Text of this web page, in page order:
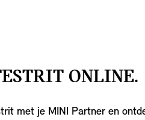
ONLINE.
met je MINI Partner en